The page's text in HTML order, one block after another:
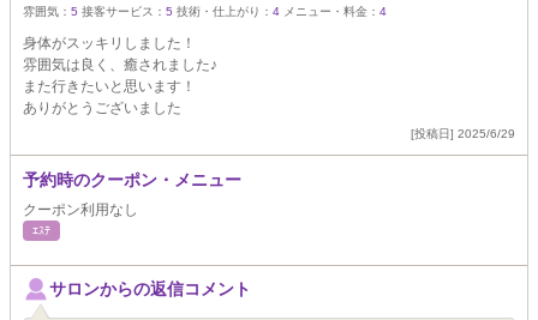
雰囲気： 5 接客サービス： 5 技術・仕上がり： 4 メニュー・料金： 4
身体がスッキリしました！
雰囲気は良く、癒されました♪
また行きたいと思います！
ありがとうございました
[投稿日] 2025/6/29
予約時のクーポン・メニュー
クーポン利用なし
ｴｽﾃ
サロンからの返信コメント